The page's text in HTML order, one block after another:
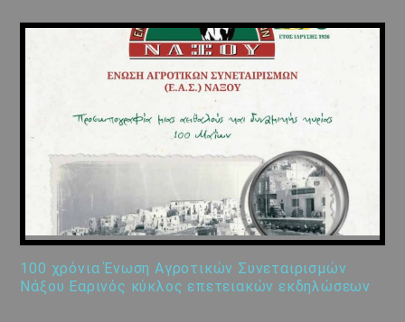
100 χρόνια Ένωση Αγροτικών Συνεταιρισμών
Νάξου Εαρινός κύκλος επετειακών εκδηλώσεων